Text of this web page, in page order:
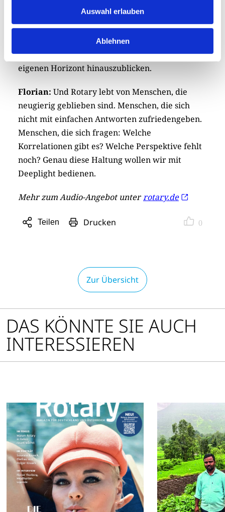
Auswahl erlauben
Ablehnen
Aber ich bin fest davon überzeugt, dass solch ein
Format perfekt zur rotarischen Gemeinschaft
passt. Rotary steht seit jeher für Austausch,
Verantwortung und die Bereitschaft, über den
eigenen Horizont hinauszublicken.
Florian: Und Rotary lebt von Menschen, die
neugierig geblieben sind. Menschen, die sich
nicht mit einfachen Antworten zufriedengeben.
Menschen, die sich fragen: Welche
Korrelationen gibt es? Welche Perspektive fehlt
noch? Genau diese Haltung wollen wir mit
Deeplight bedienen.
Mehr zum Audio-Angebot unterrotary.de
Teilen
Sharing
Drucken 0
Zur Übersicht
DAS KÖNNTE SIE AUCH
INTERESSIEREN